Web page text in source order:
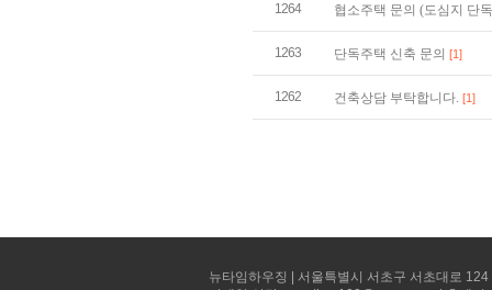
1264 협소주택 문의 (도심지 단
1263 단독주택 신축 문의 [1]
1262 건축상담 부탁합니다. [1]
뉴타임하우징 | 서울특별시 서초구 서초대로